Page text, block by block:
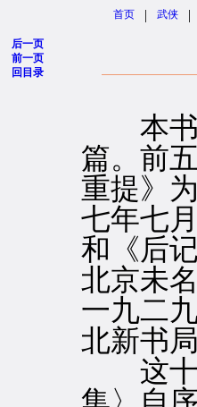
首页 | 武侠 |
后一页
前一页
回目录
本书
篇。前
重提》
七年七
和《后
北京未
一九二
北新书
这十